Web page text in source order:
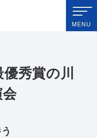
埼玉新聞社 高校受験ナビ
MENU
秀賞の川